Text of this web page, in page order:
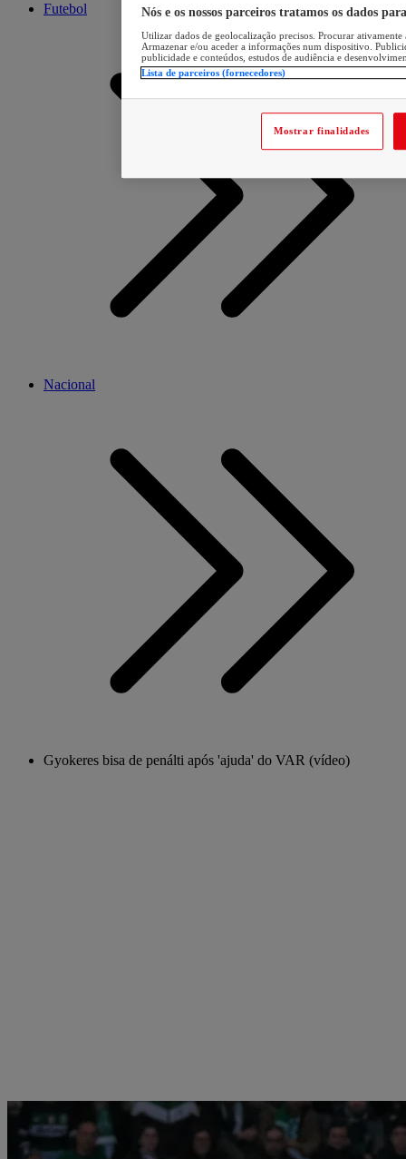
Futebol
Nacional
Gyokeres bisa de penálti após 'ajuda' do VAR (vídeo)
Nós e os nossos parceiros tratamos os dados
Utilizar dados de geolocalização precisos. Procurar
Armazenar e/ou aceder a informações num dispositivo.
publicidade e conteúdos, estudos de audiência e
Lista de parceiros (fornecedores)
Mostrar finalidades